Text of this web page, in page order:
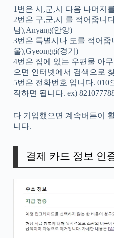
1번은 시,군,시 다음 나머지
2번은 구,군,시 를 적어줍니
남),Anyang(안양)
3번은 특별시나 도를 적어줍
울),Gyeonggi(경기)
4번은 집에 있는 우편물 아
으면 인터넷에서 검색으로
5번은 전화번호 입니다. 010
작하면 됩니다. ex)
다 기입했으면 계속버튼이
니다.
결제 카드 정보 인